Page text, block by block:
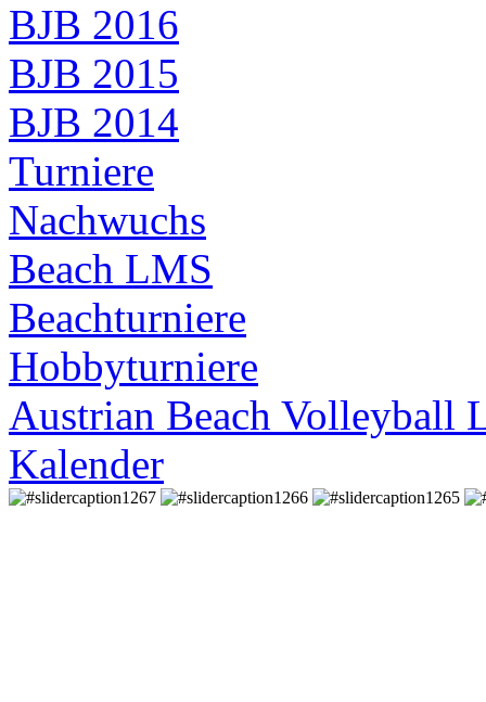
BJB 2016
BJB 2015
BJB 2014
Turniere
Nachwuchs
Beach LMS
Beachturniere
Hobbyturniere
Austrian Beach Volleyball
Kalender